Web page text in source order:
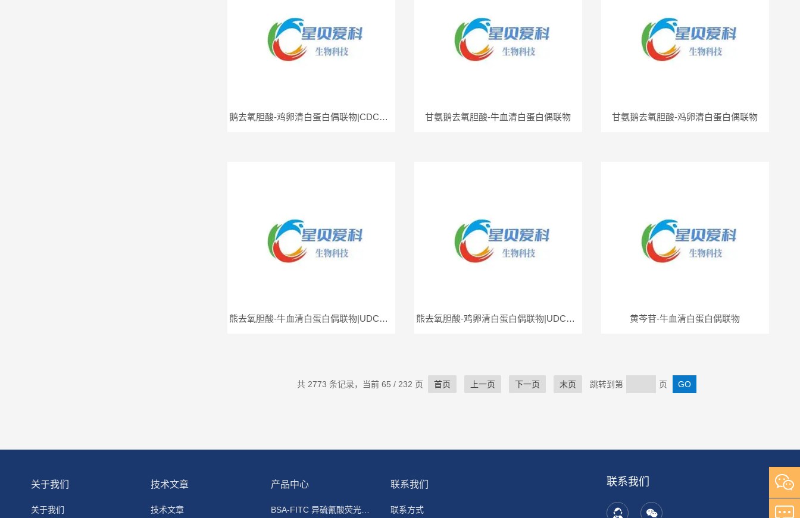
鹅去氧胆酸-鸡卵清白蛋白偶联物|CDCA-OVA 甘氨鹅去氧胆酸-牛血清白蛋白偶联物 甘氨鹅去氧胆酸-鸡卵清白蛋白偶联物
熊去氧胆酸-牛血清白蛋白偶联物|UDCA-BSA 熊去氧胆酸-鸡卵清白蛋白偶联物|UDCA-OVA 黄芩苷-牛血清白蛋白偶联物
共 2773 条记录，当前 65 / 232 页 首页 上一页 下一页 末页 跳转到第 页
关于我们
关于我们
技术文章
技术文章
产品中心
BSA-FITC 异硫氰酸荧光素标记牛血清白蛋白
联系我们
联系方式
联系我们